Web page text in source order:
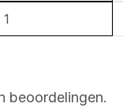
1
beoordelingen.